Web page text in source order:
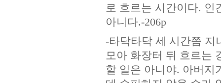
로 흐르는 시간이다.
아니다.-206p
-타닥타닥 세 시간쯤 지
모아 화장터 뒤 흐르는
할 일은 아니야. 아버지